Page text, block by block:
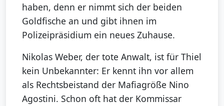
haben, denn er nimmt sich der beiden
Goldfische an und gibt ihnen im
Polizeipräsidium ein neues Zuhause.
Nikolas Weber, der tote Anwalt, ist für Thiel
kein Unbekannter: Er kennt ihn vor allem
als Rechtsbeistand der Mafiagröße Nino
Agostini. Schon oft hat der Kommissar